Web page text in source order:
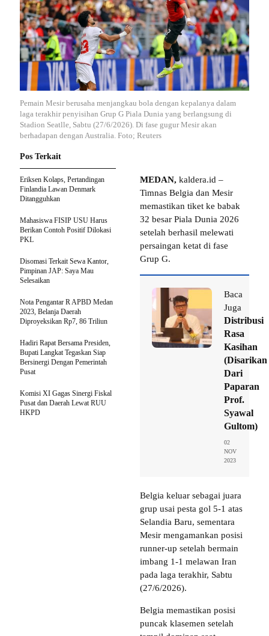
Pemain Mesir berusaha menjangkau bola dengan kepalanya dalam
laga terakhir penyisihan Grup G Piala Dunia yang berlangsung di
Stadion Seatlle, Sabtu (27/6/2026). Di fase gugur Mesir akan
berhadapan dengan Australia. Foto; Reuters
MEDAN, kaldera.id –
Timnas Belgia dan Mesir
memastikan tiket ke babak
32 besar Piala Dunia 2026
setelah berhasil melewati
persaingan ketat di fase
Grup G.
Baca
Juga
Distribusi
Rasa
Kasihan
(Disarikan
Dari
Paparan
Prof.
Syawal
Gultom)
02
NOV
2023
Belgia keluar sebagai juara
grup usai pesta gol 5-1 atas
Selandia Baru, sementara
Mesir mengamankan posisi
runner-up setelah bermain
imbang 1-1 melawan Iran
pada laga terakhir, Sabtu
(27/6/2026).
Belgia memastikan posisi
puncak klasemen setelah
Pos Terkait
Eriksen Kolaps, Pertandingan
Finlandia Lawan Denmark
Ditangguhkan
Mahasiswa FISIP USU Harus
Berikan Contoh Positif Dilokasi
PKL
Disomasi Terkait Sewa Kantor,
Pimpinan JAP: Saya Mau
Selesaikan
Nota Pengantar R APBD Medan
2023, Belanja Daerah
Diproyeksikan Rp7, 86 Triliun
Hadiri Rapat Bersama Presiden,
Bupati Langkat Tegaskan Siap
Bersinergi Dengan Pemerintah
Pusat
Komisi XI Gagas Sinergi Fiskal
Pusat dan Daerah Lewat RUU
HKPD